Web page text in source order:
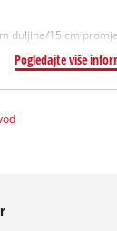
duljine/15 cm
Pogledajte više